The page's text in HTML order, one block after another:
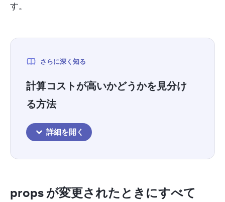
す。
さらに深く知る
計算コストが高いかどうかを見分け
る方法
詳細を開く
props が変更されたときにすべて